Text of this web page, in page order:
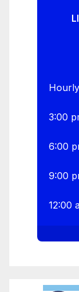
3:00
6:00
9:00
12:00